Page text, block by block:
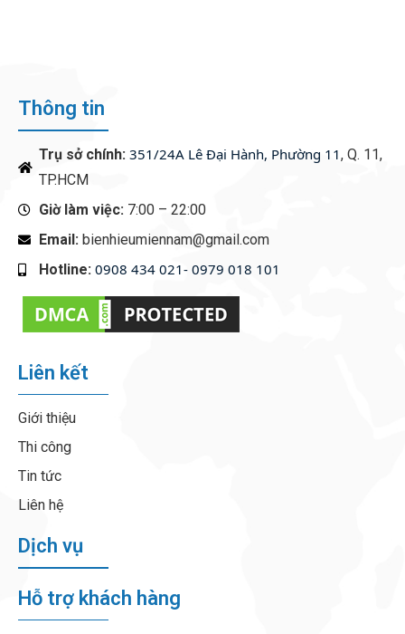
Thông tin
Trụ sở chính: 351/24A Lê Đại Hành, Phường 11, Q. 11,
TP.HCM
Giờ làm việc: 7:00 – 22:00
Email: bienhieumiennam@gmail.com
Hotline: 0908 434 021- 0979 018 101
Liên kết
Giới thiệu
Thi công
Tin tức
Liên hệ
Dịch vụ
Hỗ trợ khách hàng